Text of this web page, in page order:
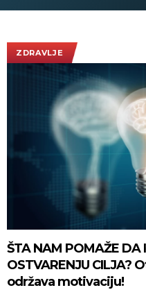
ZDRAVLJE
ŠTA NAM POMAŽE DA
OSTVARENJU CILJA?
održava motivaciju!